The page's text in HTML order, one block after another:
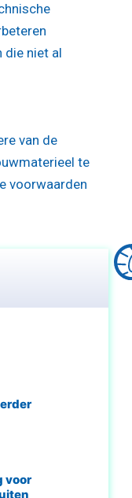
die niet al
van de
te
voorwaarden
voor